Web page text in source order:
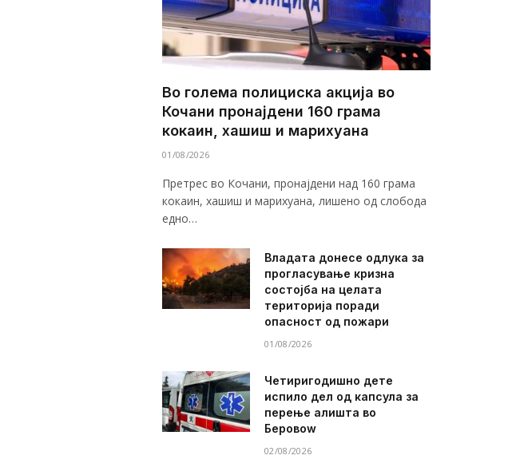
Во голема полициска акција во
Кочани пронајдени 160 грама
кокаин, хашиш и марихуана
01/08/2026
Претрес во Кочани, пронајдени над 160 грама
кокаин, хашиш и марихуана, лишено од слобода
едно…
Владата донесе одлука за
прогласување кризна
состојба на целата
територија поради
опасност од пожари
01/08/2026
Четиригодишно дете
испило дел од капсула за
перење алишта во
Беровоw
02/08/2026